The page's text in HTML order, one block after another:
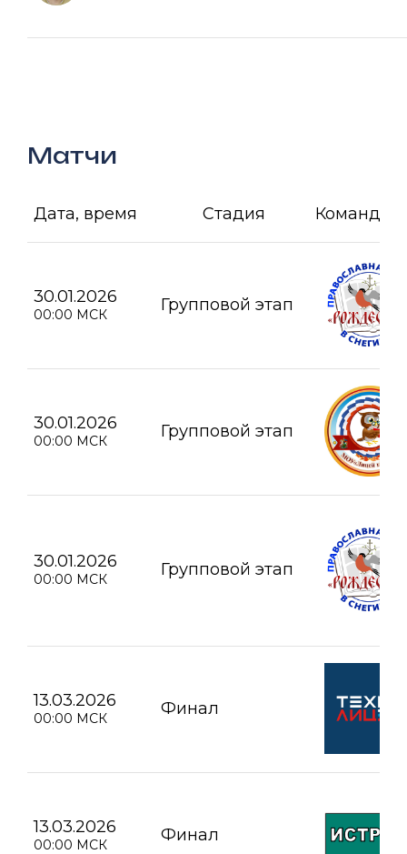
Матчи
Дата, время Стадия Команда А
30.01.2026
00:00 МСК Групповой этап
30.01.2026
00:00 МСК Групповой этап
30.01.2026
00:00 МСК Групповой этап
13.03.2026
00:00 МСК Финал
13.03.2026
00:00 МСК Финал